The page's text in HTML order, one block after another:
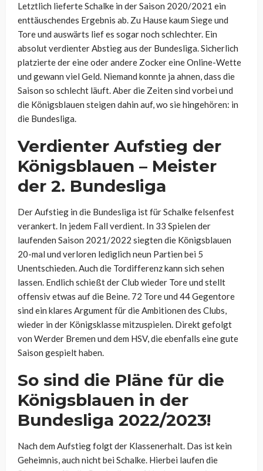
Letztlich lieferte Schalke in der Saison 2020/2021 ein
enttäuschendes Ergebnis ab. Zu Hause kaum Siege und
Tore und auswärts lief es sogar noch schlechter. Ein
absolut verdienter Abstieg aus der Bundesliga. Sicherlich
platzierte der eine oder andere Zocker eine Online-Wette
und gewann viel Geld. Niemand konnte ja ahnen, dass die
Saison so schlecht läuft. Aber die Zeiten sind vorbei und
die Königsblauen steigen dahin auf, wo sie hingehören: in
die Bundesliga.
Verdienter Aufstieg der
Königsblauen – Meister
der 2. Bundesliga
Der Aufstieg in die Bundesliga ist für Schalke felsenfest
verankert. In jedem Fall verdient. In 33 Spielen der
laufenden Saison 2021/2022 siegten die Königsblauen
20-mal und verloren lediglich neun Partien bei 5
Unentschieden. Auch die Tordifferenz kann sich sehen
lassen. Endlich schießt der Club wieder Tore und stellt
offensiv etwas auf die Beine. 72 Tore und 44 Gegentore
sind ein klares Argument für die Ambitionen des Clubs,
wieder in der Königsklasse mitzuspielen. Direkt gefolgt
von Werder Bremen und dem HSV, die ebenfalls eine gute
Saison gespielt haben.
So sind die Pläne für die
Königsblauen in der
Bundesliga 2022/2023!
Nach dem Aufstieg folgt der Klassenerhalt. Das ist kein
Geheimnis, auch nicht bei Schalke. Hierbei laufen die